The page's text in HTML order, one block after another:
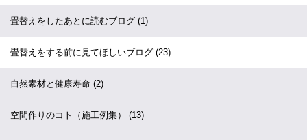
畳替えをしたあとに読むブログ (1)
畳替えをする前に見てほしいブログ (23)
自然素材と健康寿命 (2)
空間作りのコト（施工例集） (13)